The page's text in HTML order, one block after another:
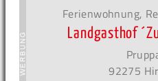
Ferienwohnung,
Landgasthof
92275